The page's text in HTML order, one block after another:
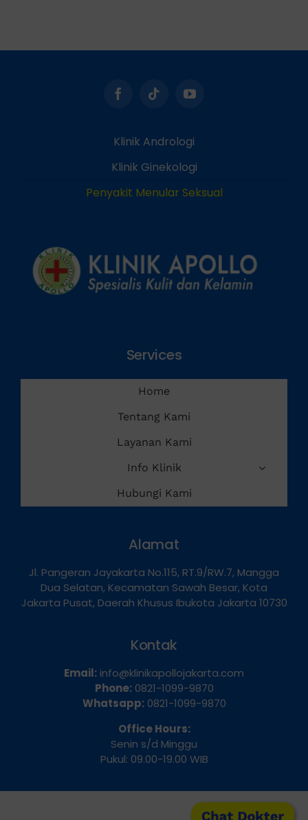
Chat Dokter
Hubungi Kami
Jl. Pangeran Jayakarta No.115, RT.9/RW.7, Mangga
Dua Selatan, Kecamatan Sawah Besar, Kota
Email:info@klinikapollojakarta.com
Phone:0821-1099-9870
Office Hours:
Senin s/d Minggu